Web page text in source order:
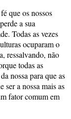
que os nossos
a sua
Todas as vezes
ocuparam o
ressalvando, não
todas as
nossa para que as
ser a nossa mais as
fator comum em